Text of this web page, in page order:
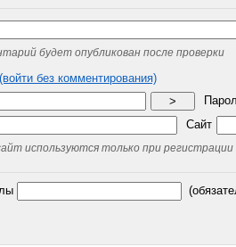
будет опубликован после проверки
(войти без комментирования)
>
Сайт
используются только при регистрации